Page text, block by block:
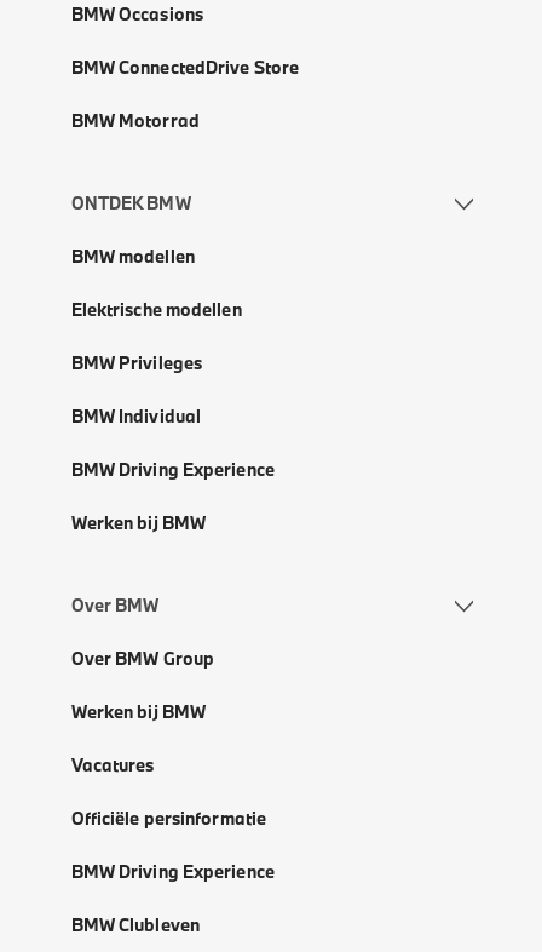
BMW Occasions
BMW ConnectedDrive Store
BMW Motorrad
ONTDEK BMW
BMW modellen
Elektrische modellen
BMW Privileges
BMW Individual
BMW Driving Experience
Werken bij BMW
Over BMW
Over BMW Group
Werken bij BMW
Vacatures
Officiële persinformatie
BMW Driving Experience
BMW Clubleven